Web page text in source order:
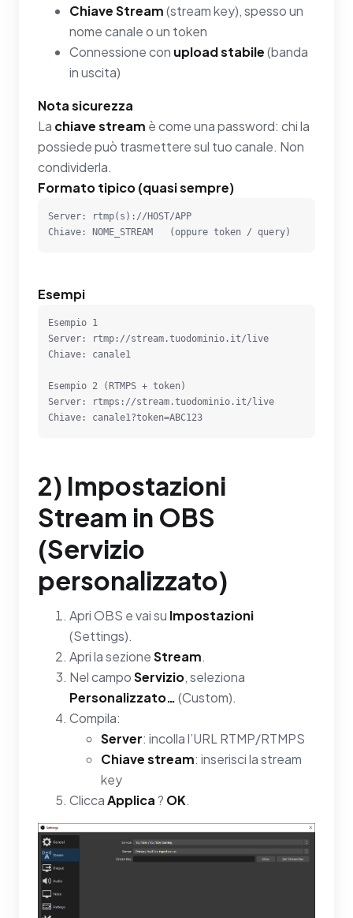
Chiave Stream(stream key), spesso un
nome canale o un token
Connessione con upload stabile(banda
in uscita)
Nota sicurezza
La chiave stream è come una password: chi la
possiede può trasmettere sul tuo canale. Non
condividerla.
Formato tipico (quasi sempre)
Server: rtmp(s)://HOST/APP
Chiave: NOME_STREAM   (oppure token / query)
Esempi
Esempio 1
Server: rtmp://stream.tuodominio.it/live
Chiave: canale1
Esempio 2 (RTMPS + token)
Server: rtmps://stream.tuodominio.it/live
Chiave: canale1?token=ABC123
2) Impostazioni
Stream in OBS
(Servizio
personalizzato)
Apri OBS e vai su Impostazioni
(Settings).
Apri la sezioneStream.
Nel campoServizio, seleziona
Personalizzato…(Custom).
Compila:
Server: incolla l’URL RTMP/RTMPS
Chiave stream: inserisci la stream
key
CliccaApplica? OK.